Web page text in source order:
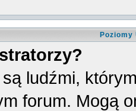
ludźmi,
forum. Mogą